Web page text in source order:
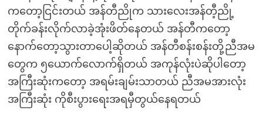
ကတော့ငြင်းတယ် အန်တီညိုက သားလေးအန်တီ့ညို့
တိုက်ခန်းလိုက်လာခဲ့အုံးဖိတ်နေတယ် အန်တီကတော့
နောက်တော့သွားတာပေါ့ဆိုတယ် အန်တီစန်းစန်းတို့ညီအမ
တွေက ၅ယောက်လောက်ရှိတယ် အကုန်လုံးပဲဆိုပါတော့
အကြီးဆုံးကတော့ အရမ်းချမ်းသာတယ် ညီအမအားလုံး
အကြီးဆုံး ကိုစီးပွားရေးအရမှီတွယ်နေရတယ်